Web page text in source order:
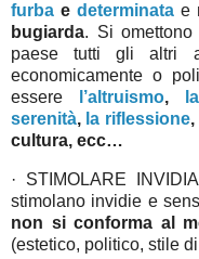
furba edeterminata e
bugiarda. Si omettono
paese tutti gli altri
economicamente o
essere
l’altruismo,
serenità, la riflessione,
cultura, ecc…
· STIMOLARE
stimolano invidie e
non si conforma al
(estetico, politico, stile